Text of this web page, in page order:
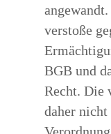
verstoße
BGB und
Recht. Die
daher